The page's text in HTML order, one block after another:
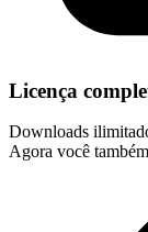
Licença
Downloads
Agora você